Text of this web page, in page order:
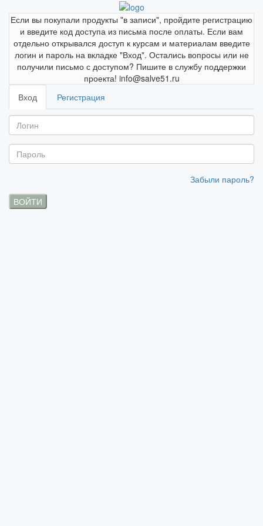
Если вы покупали продукты "в записи", пройдите регистрацию
и введите код доступа из письма после оплаты. Если вам
отдельно открывался доступ к курсам и материалам введите
логин и пароль на вкладке "Вход". Остались вопросы или не
получили письмо с доступом? Пишите в службу поддержки
проекта! info@salve51.ru
Вход
Регистрация
Забыли пароль?
ВОЙТИ